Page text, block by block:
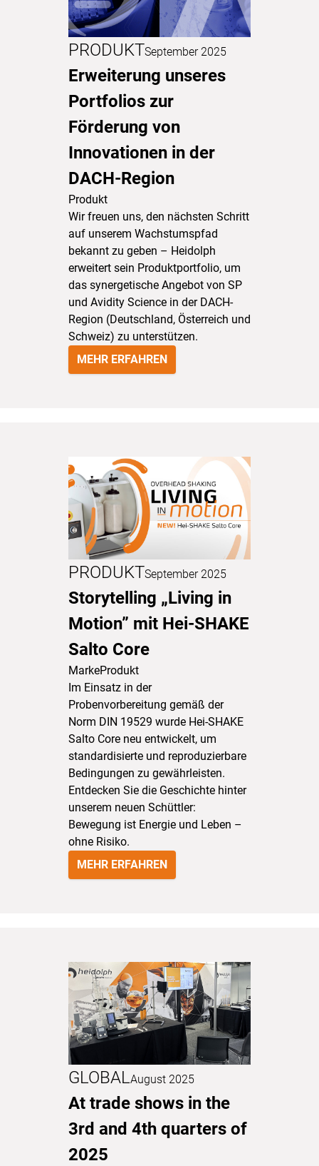
PRODUKTSeptember 2025
Erweiterung unseres
Portfolios zur
Förderung von
Innovationen in der
DACH-Region
Produkt
Wir freuen uns, den nächsten Schritt
auf unserem Wachstumspfad
bekannt zu geben – Heidolph
erweitert sein Produktportfolio, um
das synergetische Angebot von SP
und Avidity Science in der DACH-
Region (Deutschland, Österreich und
Schweiz) zu unterstützen.
MEHR ERFAHREN
PRODUKTSeptember 2025
Storytelling „Living in
Motion” mit Hei-SHAKE
Salto Core
MarkeProdukt
Im Einsatz in der
Probenvorbereitung gemäß der
Norm DIN 19529 wurde Hei-SHAKE
Salto Core neu entwickelt, um
standardisierte und reproduzierbare
Bedingungen zu gewährleisten.
Entdecken Sie die Geschichte hinter
unserem neuen Schüttler:
Bewegung ist Energie und Leben –
ohne Risiko.
MEHR ERFAHREN
GLOBALAugust 2025
At trade shows in the
3rd and 4th quarters of
2025